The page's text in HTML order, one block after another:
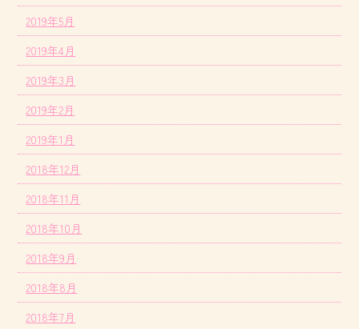
2019年5月
2019年4月
2019年3月
2019年2月
2019年1月
2018年12月
2018年11月
2018年10月
2018年9月
2018年8月
2018年7月